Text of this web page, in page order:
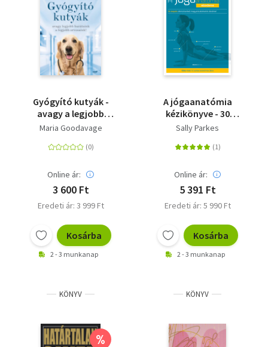
Gyógyító kutyák -
avagy a legjobb
barátaink a legjobb
Maria Goodavage
Online ár:
3 600 Ft
Eredeti ár: 3 999 Ft
Kosárba
2 - 3 munkanap
A jógaanatómia
kézikönyve - 30
alappóz elemzésekkel,
ábrákkal
Sally Parkes
Online ár:
5 391 Ft
Eredeti ár: 5 990 Ft
Kosárba
2 - 3 munkanap
KÖNYV
%
KÖNYV